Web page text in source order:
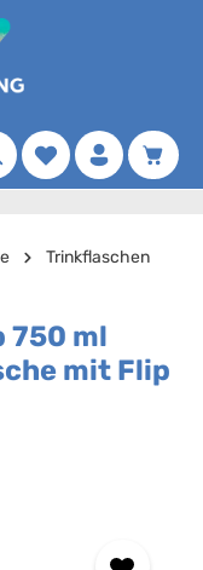
Merkzettel
Trinkflaschen
750 ml
mit Flip